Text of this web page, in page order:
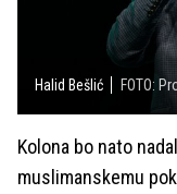
Halid Bešlić FOTO:
Kolona bo nato
muslimanskemu